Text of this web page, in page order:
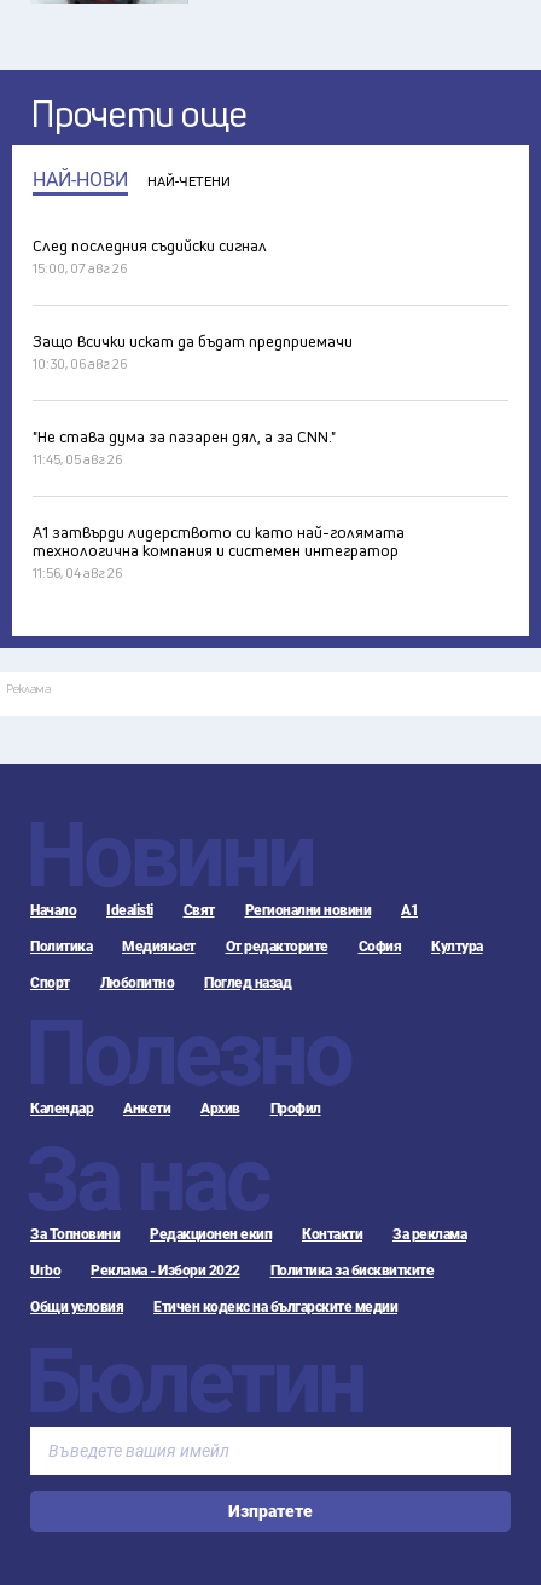
Прочети още
НАЙ-НОВИ НАЙ-ЧЕТЕНИ
След последния съдийски сигнал
15:00, 07 авг 26
Защо всички искат да бъдат предприемачи
10:30, 06 авг 26
"Не става дума за пазарен дял, а за CNN."
11:45, 05 авг 26
А1 затвърди лидерството си като най-голямата
технологична компания и системен интегратор
11:56, 04 авг 26
Реклама
Новини
Начало Idealisti Свят Регионални новини А1
Политика Медиякаст От редакторите София Култура
Спорт Любопитно Поглед назад
Полезно
Календар Анкети Архив Профил
За нас
За Топновини Редакционен екип Контакти За реклама
Urbo Реклама - Избори 2022 Политика за бисквитките
Общи условия Етичен кодекс на българските медии
Бюлетин
Изпратете